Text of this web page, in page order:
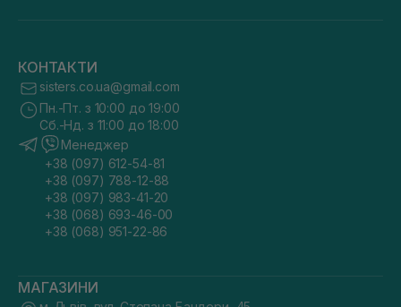
КОНТАКТИ
sisters.co.ua@gmail.com
Пн.-Пт. з 10:00 до 19:00
Сб.-Нд. з 11:00 до 18:00
Менеджер
+38 (097) 612-54-81
+38 (097) 788-12-88
+38 (097) 983-41-20
+38 (068) 693-46-00
+38 (068) 951-22-86
МАГАЗИНИ